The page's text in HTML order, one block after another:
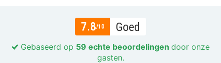
7.8/10 Goed
Gebaseerd op 59 echte beoordelingen door onze
gasten.